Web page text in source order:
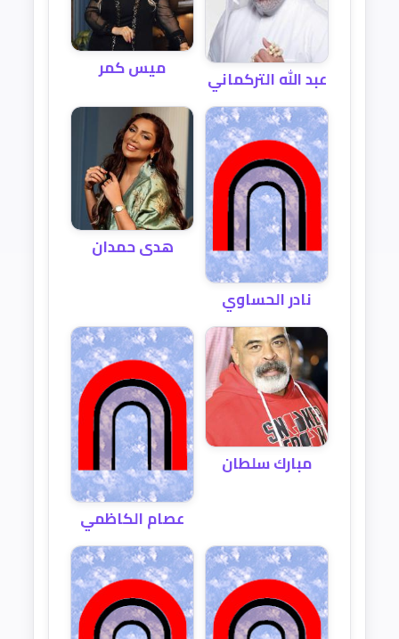
عبد الله التركماني ميس كمر
نادر الحساوي
هدى حمدان
مبارك سلطان
عصام الكاظمي